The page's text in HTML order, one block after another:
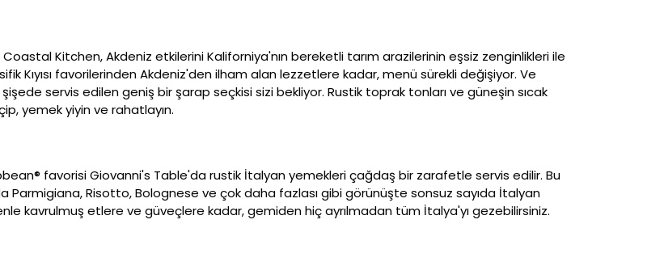
Kitchen, Akdeniz etkilerini Kaliforniya'nın bereketli tarım arazilerinin eşsiz zenginlikleri ile
Kıyısı favorilerinden Akdeniz'den ilham alan lezzetlere kadar, menü sürekli değişiyor. Ve
servis edilen geniş bir şarap seçkisi sizi bekliyor. Rustik toprak tonları ve güneşin sıcak
yemek yiyin ve rahatlayın.
favorisi Giovanni's Table'da rustik İtalyan yemekleri çağdaş bir zarafetle servis edilir. Bu
Parmigiana, Risotto, Bolognese ve çok daha fazlası gibi görünüşte sonsuz sayıda İtalyan
kavrulmuş etlere ve güveçlere kadar, gemiden hiç ayrılmadan tüm İtalya'yı gezebilirsiniz.